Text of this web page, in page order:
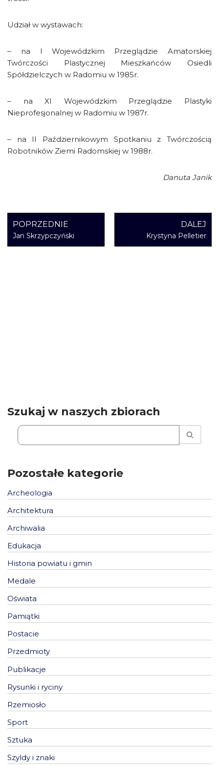
Udział w wystawach:
– na I Wojewódzkim Przeglądzie Amatorskiej
Twórczości Plastycznej Mieszkańców Osiedli
Spółdzielczych w Radomiu w 1985r.
– na XI Wojewódzkim Przeglądzie Plastyki
Nieprofesjonalnej w Radomiu w 1987r.
– na II Październikowym Spotkaniu z Twórczością
Robotników Ziemi Radomskiej w 1988r.
Danuta Janik
POPRZEDNIE
Jan Skrzypczyński
DALEJ
Krystyna Pelletier
Szukaj w naszych zbiorach
Pozostałe kategorie
Archeologia
Architektura
Archiwalia
Edukacja
Historia powiatu i gmin
Medale
Oświata
Pamiątki
Postacie
Przedmioty
Publikacje
Rysunki i ryciny
Rzemiosło
Sport
Sztuka
Szyldy i znaki